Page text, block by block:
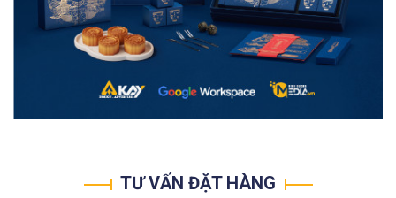
TƯ VẤN ĐẶT HÀNG